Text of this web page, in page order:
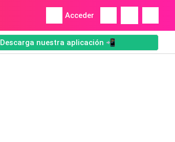
Acceder
Descarga nuestra aplicación 📲